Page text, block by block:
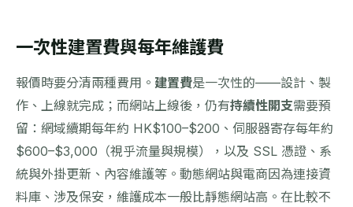
一次性建置費與每年維護費
報價時要分清兩種費用。 建置費是一次性的——設計、製
作、上線就完成；而網站上線後，仍有持續性開支需要預
留：網域續期每年約 HK$100–$200、伺服器寄存每年約
$600–$3,000（視乎流量與規模），以及 SSL 憑證、系
統與外掛更新、內容維護等。動態網站與電商因為連接資
料庫、涉及保安，維護成本一般比靜態網站高。在比較不